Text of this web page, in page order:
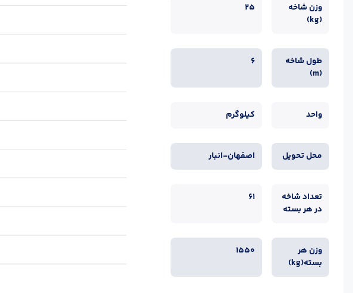
وزن شاخه
(kg)
25
طول شاخه
(m)
6
واحد کیلوگرم
محل تحویل اصفهان-انبار
تعداد شاخه
در هر بسته
61
وزن هر
بسته(kg)
1550